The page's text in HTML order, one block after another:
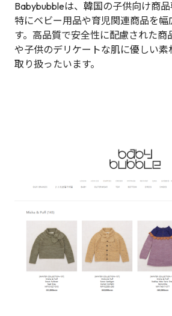
Babybubbleは、韓国の子供向け商品
特にベビー用品や育児関連商品を幅
す。高品質で安全性に配慮された商
や子供のデリケートな肌に優しい素
取り扱ったいます。